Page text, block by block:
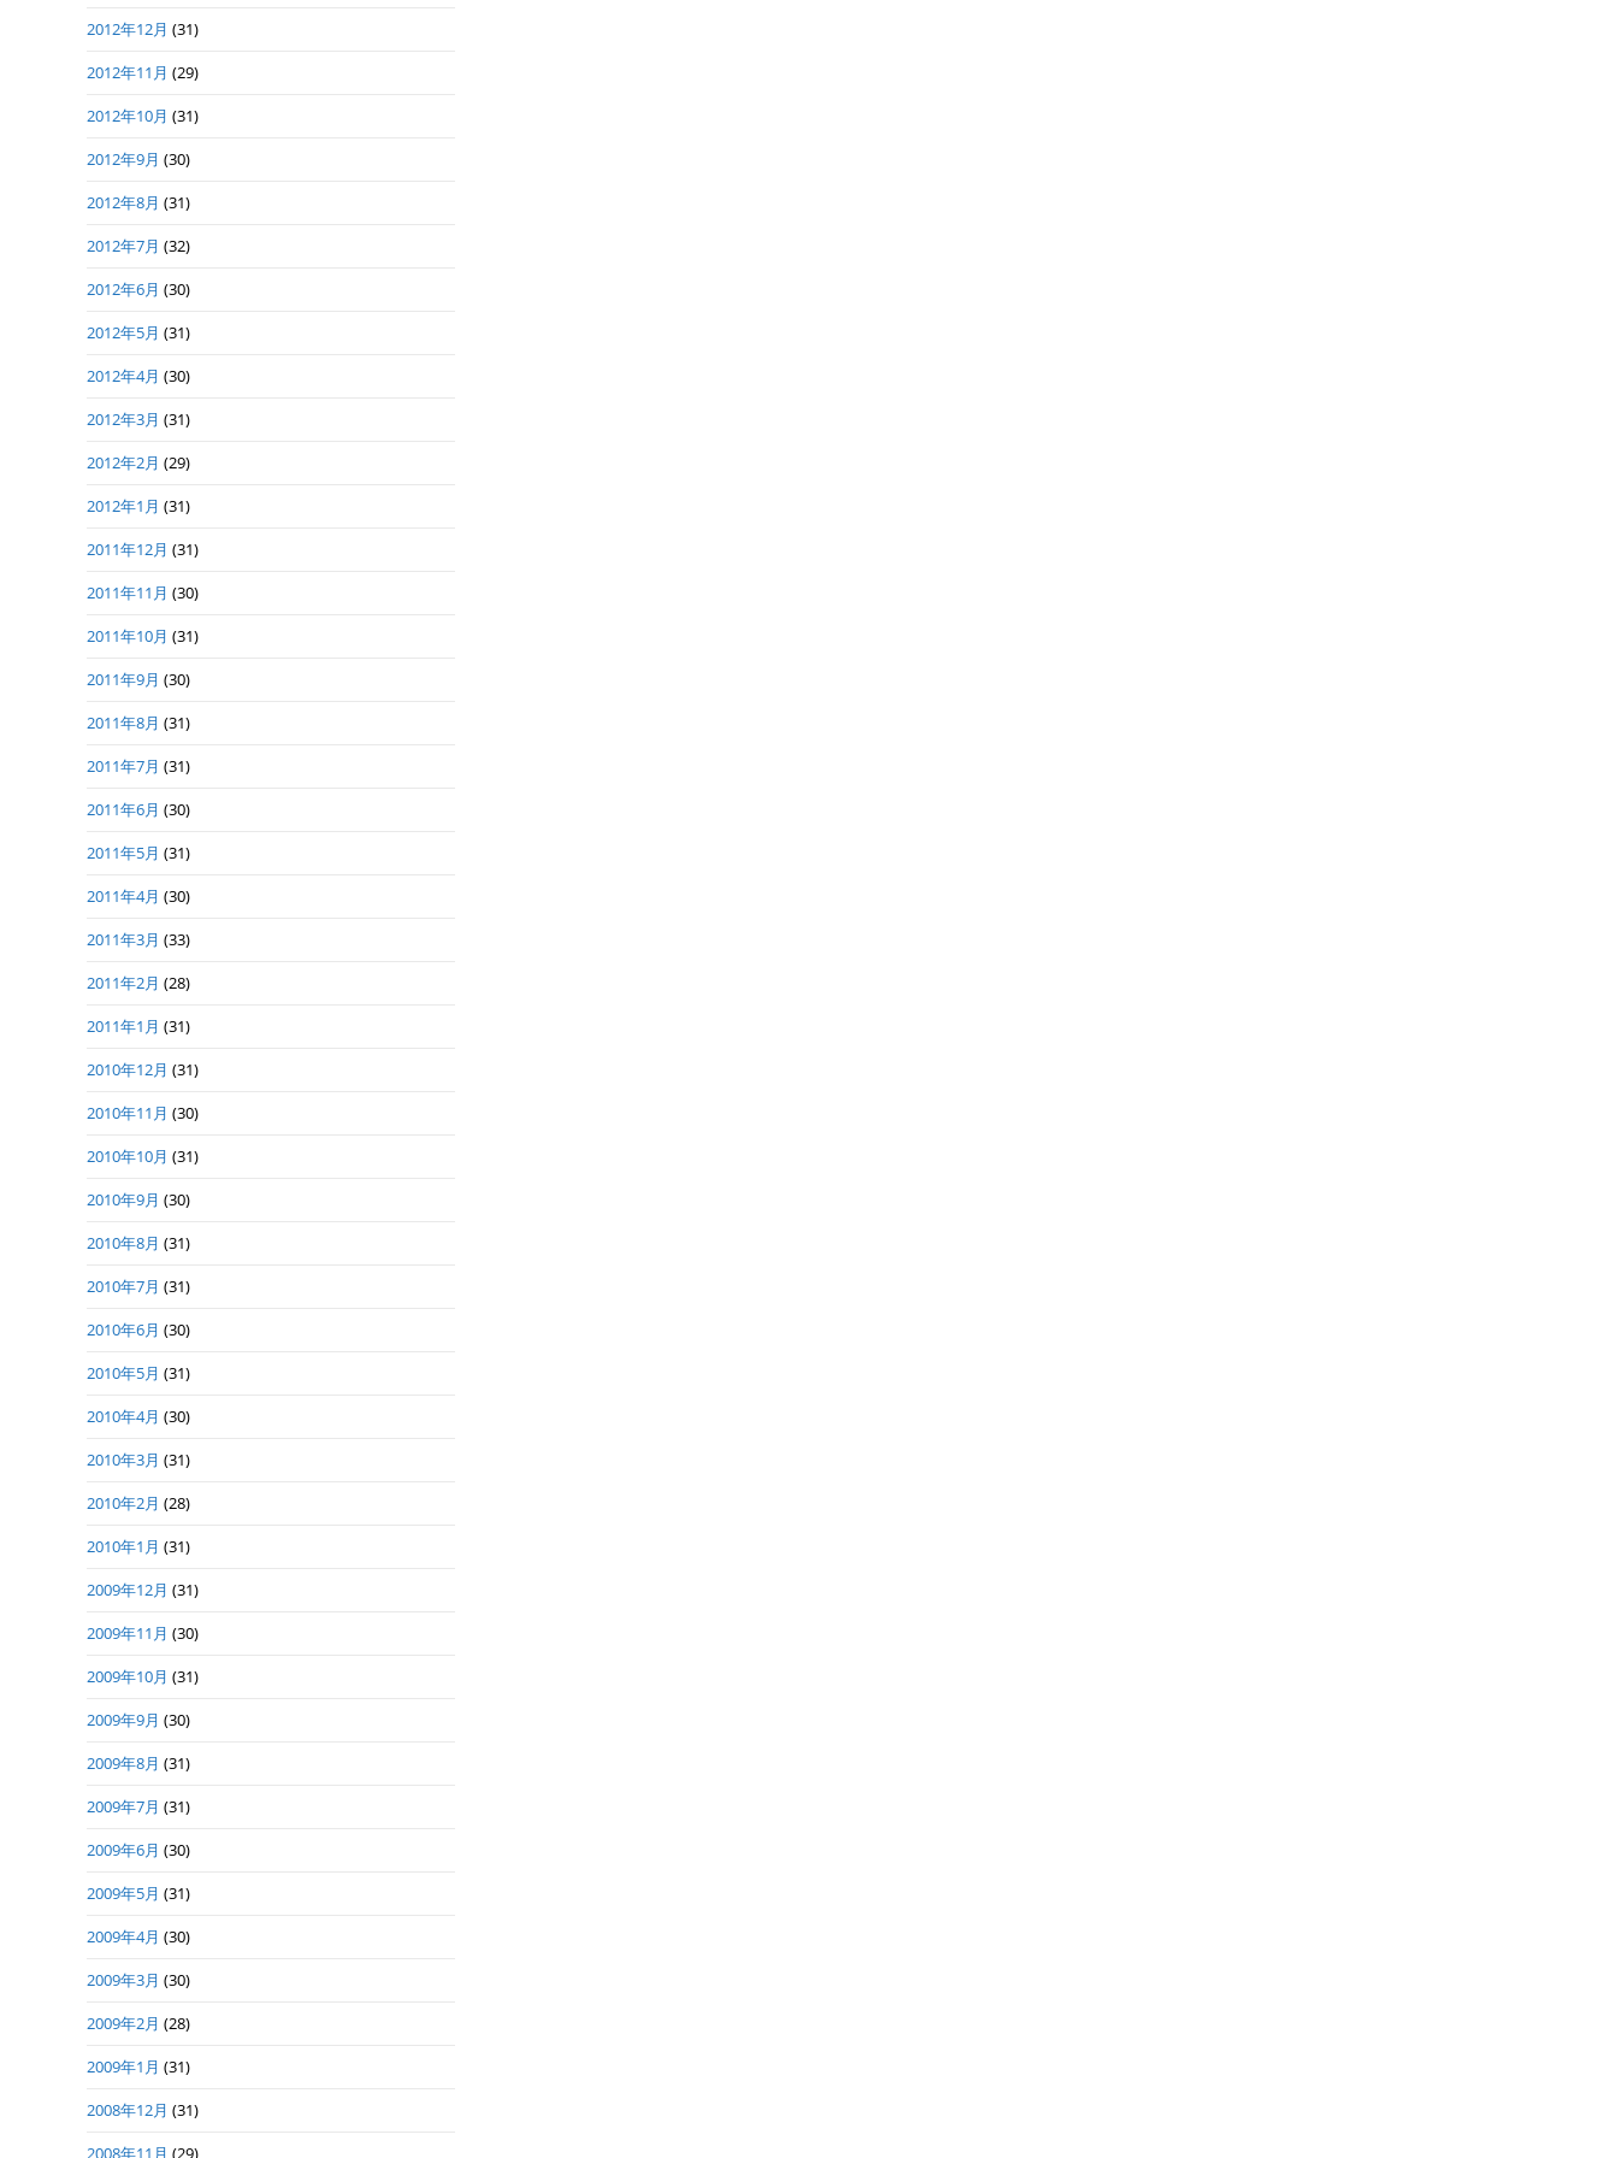
2012年12月 (31)
2012年11月 (29)
2012年10月 (31)
2012年9月 (30)
2012年8月 (31)
2012年7月 (32)
2012年6月 (30)
2012年5月 (31)
2012年4月 (30)
2012年3月 (31)
2012年2月 (29)
2012年1月 (31)
2011年12月 (31)
2011年11月 (30)
2011年10月 (31)
2011年9月 (30)
2011年8月 (31)
2011年7月 (31)
2011年6月 (30)
2011年5月 (31)
2011年4月 (30)
2011年3月 (33)
2011年2月 (28)
2011年1月 (31)
2010年12月 (31)
2010年11月 (30)
2010年10月 (31)
2010年9月 (30)
2010年8月 (31)
2010年7月 (31)
2010年6月 (30)
2010年5月 (31)
2010年4月 (30)
2010年3月 (31)
2010年2月 (28)
2010年1月 (31)
2009年12月 (31)
2009年11月 (30)
2009年10月 (31)
2009年9月 (30)
2009年8月 (31)
2009年7月 (31)
2009年6月 (30)
2009年5月 (31)
2009年4月 (30)
2009年3月 (30)
2009年2月 (28)
2009年1月 (31)
2008年12月 (31)
2008年11月 (29)